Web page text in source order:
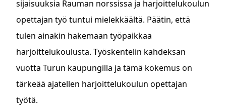
sijaisuuksia Rauman norssissa ja harjoittelukoulun
opettajan työ tuntui mielekkäältä. Päätin, että
tulen ainakin hakemaan työpaikkaa
harjoittelukoulusta. Työskentelin kahdeksan
vuotta Turun kaupungilla ja tämä kokemus on
tärkeää ajatellen harjoittelukoulun opettajan
työtä.